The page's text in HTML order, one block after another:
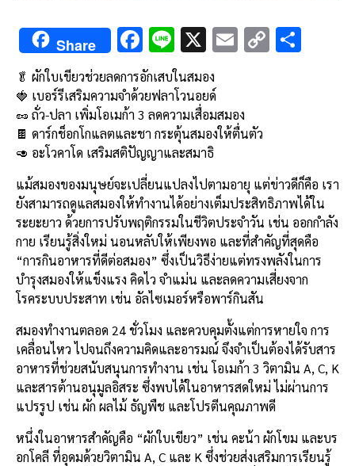
Share F
ac
e
b
o
o
k
Li
n
e
X E
l
C
🥬 ผักใบเขียวช่วยลดการอักเสบในสมอง
🍓 เบอร์รีเสริมความจำด้วยฟลาโวนอยด์
🥜 ถั่ว-ปลา เพิ่มโอเมก้า 3 ลดความเสื่อมสมอง
🍫 ดาร์กช็อกโกแลตและชา กระตุ้นสมองให้ตื่นตัว
🥑 อะโวคาโด เสริมสติปัญญาและสมาธิ
แม้สมองของมนุษย์จะเปลี่ยนแปลงไปตามอายุ แต่ข่าวดีก็คือ เรา
ยังสามารถดูแลสมองให้ทำงานได้อย่างเต็มประสิทธิภาพได้ใน
ระยะยาว ด้วยการปรับพฤติกรรมในชีวิตประจำวัน เช่น ออกกำลัง
กาย เรียนรู้สิ่งใหม่ นอนหลับให้เพียงพอ และที่สำคัญที่สุดคือ
“การกินอาหารที่ดีต่อสมอง” ซึ่งเป็นวิธีง่ายแต่ทรงพลังในการ
บำรุงสมองให้แข็งแรง คิดไว จำแม่น และลดความเสี่ยงจาก
โรคระบบประสาท เช่น อัลไซเมอร์หรือพาร์กินสัน
สมองทำงานตลอด 24 ชั่วโมง และควบคุมตั้งแต่การหายใจ การ
เคลื่อนไหว ไปจนถึงความคิดและอารมณ์ จึงจำเป็นต้องได้รับสาร
อาหารที่ช่วยสนับสนุนการทำงาน เช่น โอเมก้า 3 วิตามิน A, C, K
และสารต้านอนุมูลอิสระ ซึ่งพบได้ในอาหารสดใหม่ ไม่ผ่านการ
แปรรูป เช่น ผัก ผลไม้ ธัญพืช และโปรตีนคุณภาพดี
หนึ่งในอาหารสำคัญคือ “ผักใบเขียว” เช่น คะน้า ผักโขม และบร
อกโคลี ที่อุดมด้วยวิตามิน A, C และ K ซึ่งช่วยส่งเสริมการเรียนรู้